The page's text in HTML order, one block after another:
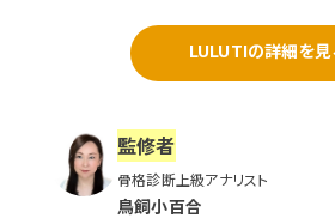
LULUTIの詳細を見
監修者
骨格診断上級アナリスト
鳥飼小百合